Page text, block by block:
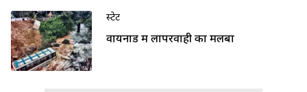
स्टेट
वायनाड में लापरवाही का मलबा